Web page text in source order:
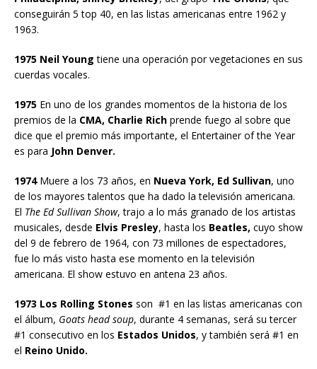
conseguirán 5 top 40, en las listas americanas entre 1962 y
1963.
1975 Neil Young tiene una operación por vegetaciones en sus
cuerdas vocales.
1975 En uno de los grandes momentos de la historia de los
premios de la CMA, Charlie Rich prende fuego al sobre que
dice que el premio más importante, el Entertainer of the Year
es para John Denver.
1974Muere a los 73 años, en Nueva York, Ed Sullivan, uno
de los mayores talentos que ha dado la televisión americana.
El The Ed Sullivan Show, trajo a lo más granado de los artistas
musicales, desde Elvis Presley, hasta los Beatles, cuyo show
del 9 de febrero de 1964, con 73 millones de espectadores,
fue lo más visto hasta ese momento en la televisión
americana. El show estuvo en antena 23 años.
1973 Los Rolling Stones son #1 en las listas americanas con
el álbum, Goats head soup, durante 4 semanas, será su tercer
#1 consecutivo en los Estados Unidos, y también será #1 en
el Reino Unido.